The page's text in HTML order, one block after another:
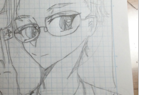
読みたい本が
見つかる